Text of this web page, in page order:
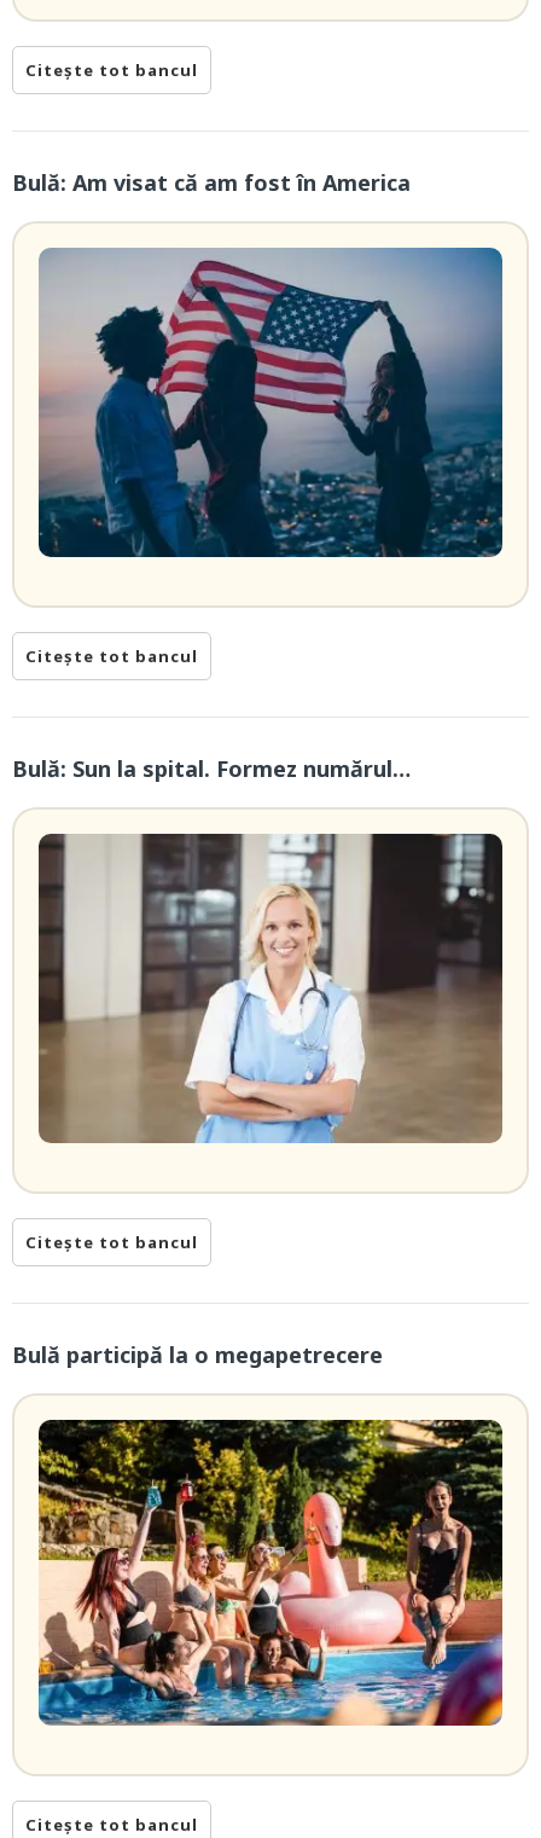
Citește tot bancul
Bulă: Am visat că am fost în America
Citește tot bancul
Bulă: Sun la spital. Formez numărul…
Citește tot bancul
Bulă participă la o megapetrecere
Citește tot bancul